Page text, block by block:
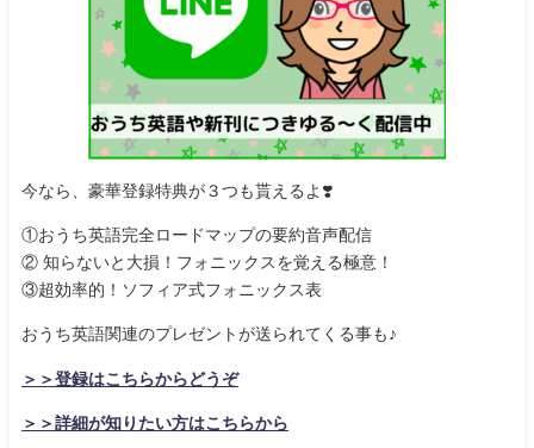
今なら、豪華登録特典が３つも貰えるよ ❣️
①おうち英語完全ロードマップの要約音声配信
② 知らないと大損！フォニックスを覚える極意！
③超効率的！ソフィア式フォニックス表
おうち英語関連のプレゼントが送られてくる事も♪
＞＞登録はこちらからどうぞ
＞＞詳細が知りたい方はこちらから